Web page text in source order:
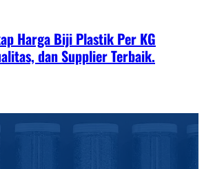
Harga Biji Plastik Per KG
dan Supplier Terbaik.